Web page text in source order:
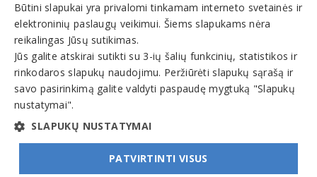
Teisinis statusas: išregistruotas (nuo 2022-03-01)
Veiklos sritys
Ekspedijavimo paslaugos, logistika
© INFOMINTA, UAB. Visos teisės saugomos. Telefonas
Būtini slapukai yra privalomi tinkamam interneto svetainės ir
elektroninių paslaugų veikimui. Šiems slapukams nėra
reikalingas Jūsų sutikimas.
Jūs galite atskirai sutikti su 3-ių šalių funkcinių, statistikos ir
rinkodaros slapukų naudojimu. Peržiūrėti slapukų sąrašą ir
savo pasirinkimą galite valdyti paspaudę mygtuką "Slapukų
nustatymai".
SLAPUKŲ NUSTATYMAI
PATVIRTINTI VISUS